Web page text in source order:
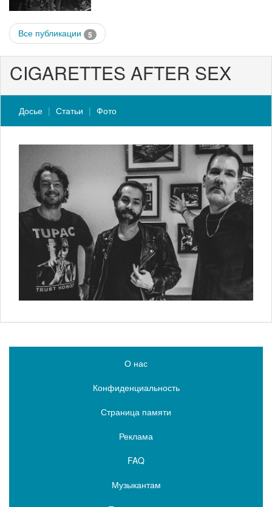
Все публикации 5
CIGARETTES AFTER SEX
Досье Статьи Фото
О нас
Конфиденциальность
Страница памяти
Реклама
FAQ
Музыкантам